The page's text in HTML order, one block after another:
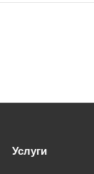
Услуги